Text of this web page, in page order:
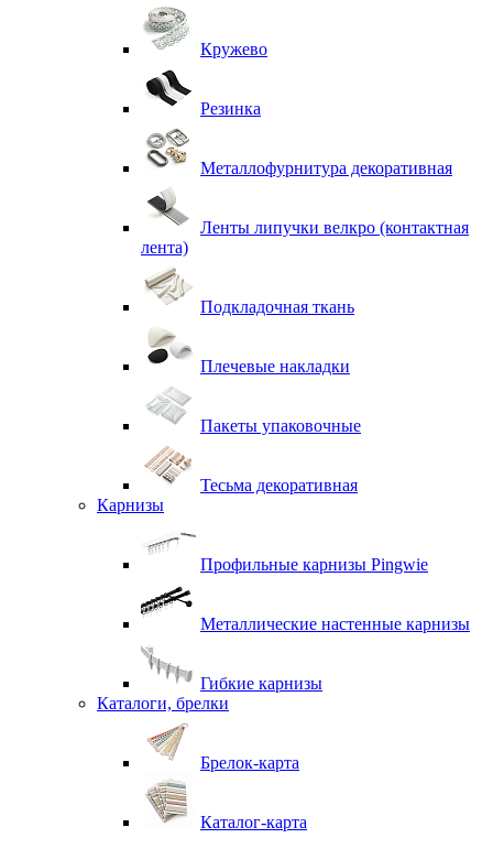
Кружево
Резинка
Металлофурнитура декоративная
Ленты липучки велкро (контактная
лента)
Подкладочная ткань
Плечевые накладки
Пакеты упаковочные
Тесьма декоративная
Карнизы
Профильные карнизы Pingwie
Металлические настенные карнизы
Гибкие карнизы
Каталоги, брелки
Брелок-карта
Каталог-карта